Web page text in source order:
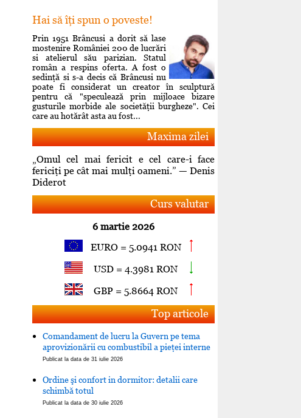
Hai să îţi spun o poveste!
Prin 1951 Brâncusi a dorit să lase
mostenire României 200 de lucrări
si atelierul său parizian. Statul
român a respins oferta. A fost o
sedinţă si s-a decis că Brâncusi nu
poate fi considerat un creator în sculptură
pentru că "speculează prin mijloace bizare
gusturile morbide ale societăţii burgheze". Cei
care au hotărât asta au fost...
Maxima zilei
„Omul cel mai fericit e cel care-i face
fericiţi pe cât mai mulţi oameni.” — Denis
Diderot
Curs valutar
6 martie 2026
EURO = 5.0941 RON
USD = 4.3981 RON
GBP = 5.8664 RON
Top articole
Comandament de lucru la Guvern pe tema
aprovizionării cu combustibil a pieţei interne
Publicat la data de 31 iulie 2026
Ordine şi confort in dormitor: detalii care
schimbă totul
Publicat la data de 30 iulie 2026